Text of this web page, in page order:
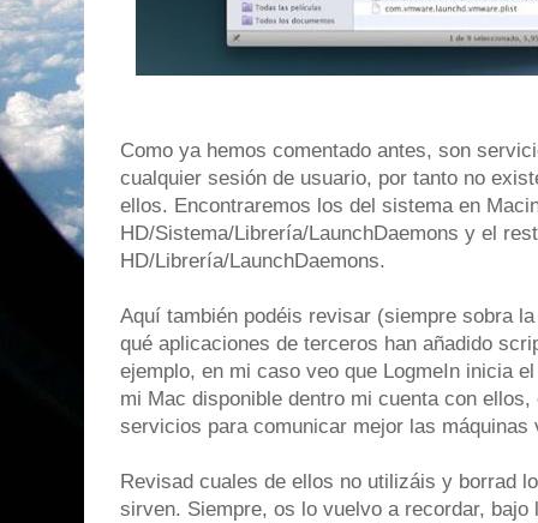
Como ya hemos comentado antes, son
cualquier sesión de usuario, por tanto no
ellos. Encontraremos los del sistema en
HD/Sistema/Librería/LaunchDaemons y el
HD/Librería/LaunchDaemons.
Aquí también podéis revisar (siempre sobra
qué aplicaciones de terceros han añadido
ejemplo, en mi caso veo que LogmeIn inicia
mi Mac disponible dentro mi cuenta con
servicios para comunicar mejor las máquinas
Revisad cuales de ellos no utilizáis y borrad
sirven. Siempre, os lo vuelvo a recordar,